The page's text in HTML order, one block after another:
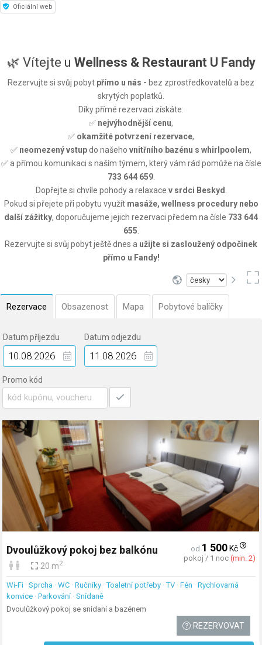
Oficiální web
🌿 Vítejte u Wellness & Restaurant U Fandy
Rezervujte si svůj pobyt přímo u nás - bez zprostředkovatelů a bez
skrytých poplatků.
Díky přímé rezervaci získáte:
✅ nejvýhodnější cenu,
✅ okamžité potvrzení rezervace,
✅ neomezený vstupdo našeho vnitřního bazénu s whirlpoolem,
✅ a přímou komunikaci s naším týmem, který vám rád pomůže na čísle
733 644 659.
Dopřejte si chvíle pohody a relaxace v srdci Beskyd
Pokud si přejete při pobytu využít masáže, wellness procedury nebo
další zážitky, doporučujeme jejich rezervaci předem na čísle 733 644
655
Rezervujte si svůj pobyt ještě dnes a užijte si zasloužený odpočinek
přímo u Fandy!
Rezervace Obsazenost Mapa Pobytové balíčky
Datum příjezdu Datum odjezdu
Promo kód
Dvoulůžkový pokoj bez balkónu
20 m2
od 1 500Kč
pokoj / 1 noc (min. 2)
Wi-Fi · Sprcha · WC · Ručníky · Toaletní potřeby · TV · Fén · Rychlovarná
konvice · Parkování · Snídaně
Dvoulůžkový pokoj se snídaní a bazénem
REZERVOVAT